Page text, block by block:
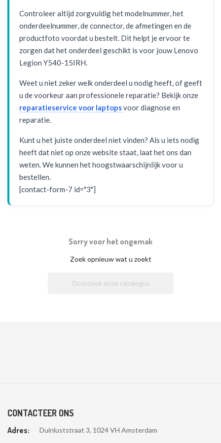
Controleer altijd zorgvuldig het modelnummer, het
onderdeelnummer, de connector, de afmetingen en de
productfoto voordat u bestelt. Dit helpt je ervoor te
zorgen dat het onderdeel geschikt is voor jouw Lenovo
Legion Y540-15IRH.
Weet u niet zeker welk onderdeel u nodig heeft, of geeft
u de voorkeur aan professionele reparatie? Bekijk onze
reparatieservice voor laptopsvoor diagnose en
reparatie.
Kunt u het juiste onderdeel niet vinden? Als u iets nodig
heeft dat niet op onze website staat, laat het ons dan
weten. We kunnen het hoogstwaarschijnlijk voor u
bestellen.
[contact-form-7 id="3"]
Sorry voor het ongemak
Zoek opnieuw wat u zoekt
CONTACTEER ONS
Adres: Duinluststraat 3, 1024 VH Amsterdam